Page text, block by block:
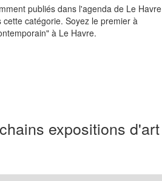
publiés dans l'agenda de Le Havre
catégorie. Soyez le premier à
à Le Havre.
expositions d'art